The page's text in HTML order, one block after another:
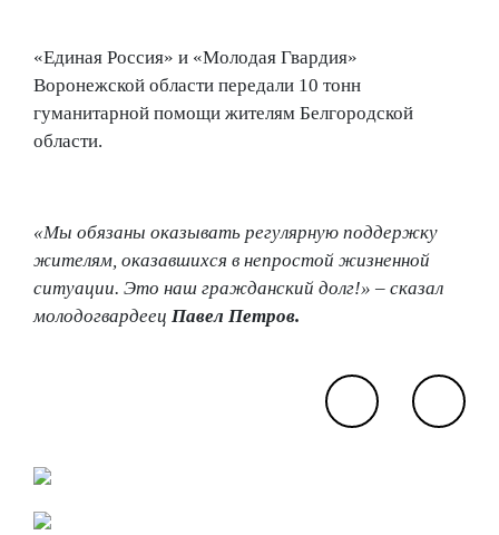
«Единая Россия» и «Молодая Гвардия»
Воронежской области передали 10 тонн
гуманитарной помощи жителям Белгородской
области.
«Мы обязаны оказывать регулярную поддержку
жителям, оказавшихся в непростой жизненной
ситуации. Это наш гражданский долг!» – сказал
молодогвардеец Павел Петров.